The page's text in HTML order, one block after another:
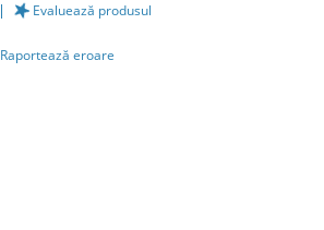
Evaluează produsul
Raportează eroare